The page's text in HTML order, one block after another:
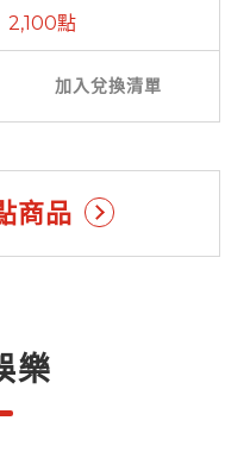
2,100點
加入兌換清單
商品
樂